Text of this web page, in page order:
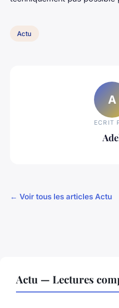
Actu
A
ECRIT
← Voir tous les articles Actu
Actu — Lectures